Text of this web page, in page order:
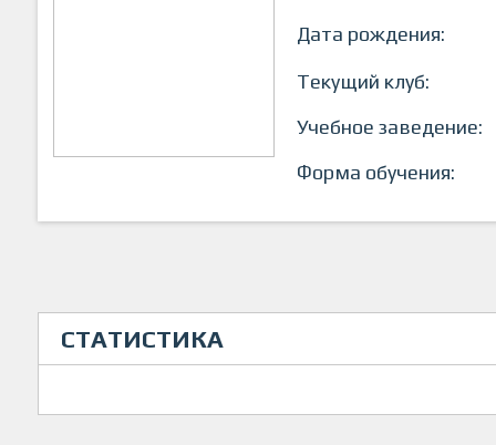
Дата рождения:
Текущий клуб:
Учебное заведение:
Форма обучения:
СТАТИСТИКА